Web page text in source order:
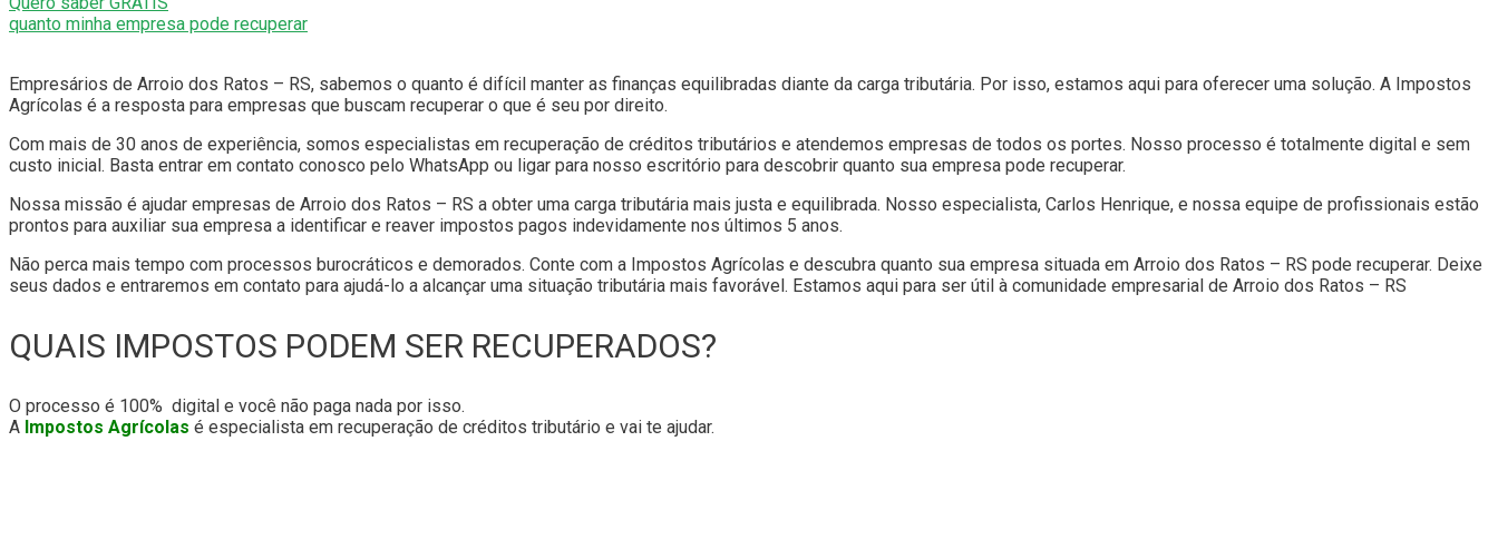
quanto minha empresa pode recuperar
Empresários de Arroio dos Ratos – RS, sabemos o quanto é difícil manter as finanças equilibradas diante da carga tributária. Por isso, estamos aqui para oferecer uma solução. A Impostos
Agrícolas é a resposta para empresas que buscam recuperar o que é seu por direito.
Com mais de 30 anos de experiência, somos especialistas em recuperação de créditos tributários e atendemos empresas de todos os portes. Nosso processo é totalmente digital e sem
custo inicial. Basta entrar em contato conosco pelo WhatsApp ou ligar para nosso escritório para descobrir quanto sua empresa pode recuperar.
Nossa missão é ajudar empresas de Arroio dos Ratos – RS a obter uma carga tributária mais justa e equilibrada. Nosso especialista, Carlos Henrique, e nossa equipe de profissionais estão
prontos para auxiliar sua empresa a identificar e reaver impostos pagos indevidamente nos últimos 5 anos.
Não perca mais tempo com processos burocráticos e demorados. Conte com a Impostos Agrícolas e descubra quanto sua empresa situada em Arroio dos Ratos – RS pode recuperar. Deixe
seus dados e entraremos em contato para ajudá-lo a alcançar uma situação tributária mais favorável. Estamos aqui para ser útil à comunidade empresarial de Arroio dos Ratos – RS
QUAIS IMPOSTOS PODEM SER RECUPERADOS?
O processo é 100% digital e você não paga nada por isso.
A Impostos Agrícolas é especialista em recuperação de créditos tributário e vai te ajudar.